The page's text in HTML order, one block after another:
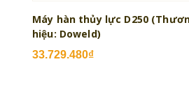
Máy hàn thủy lực D250
hiệu: Doweld)
33.729.480₫